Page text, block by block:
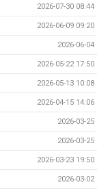
2026-07-30 08:44
2026-06-09 09:20
2026-06-04
2026-05-22 17:50
2026-05-13 10:08
2026-04-15 14:06
2026-03-25
2026-03-25
2026-03-23 19:50
2026-03-02